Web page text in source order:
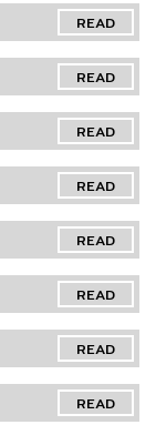
READ
READ
READ
READ
READ
READ
READ
READ